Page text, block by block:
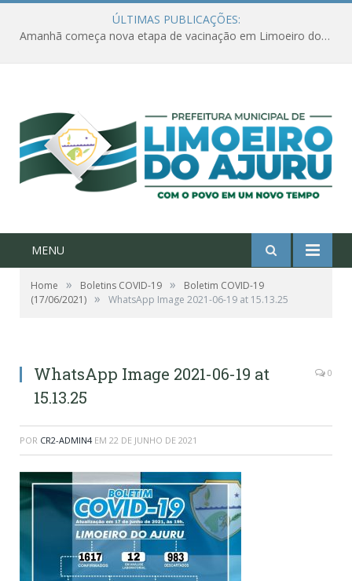
ÚLTIMAS PUBLICAÇÕES:
Amanhã começa nova etapa de vacinação em Limoeiro do Ajuru para idosos com 65 ou mais
MENU
Home » Boletins COVID-19 »
Boletim COVID-19
(17/06/2021) » WhatsApp Image 2021-06-19 at 15.13.25
WhatsApp Image 2021-06-19 at
15.13.25
0
POR CR2-ADMIN4 EM 22 DE JUNHO DE 2021